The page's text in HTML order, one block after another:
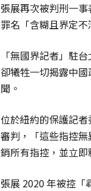
張展再次被判刑一
罪名「含糊且界定
「無國界記者」駐
卻犧牲一切揭露中
聞。
位於紐約的保護記
審判，「這些指控
銷所有指控，並立即
張展 2020 年被控「